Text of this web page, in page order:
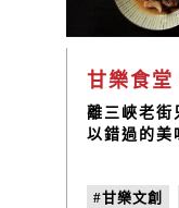
甘樂食
離三峽老街
以錯過的美
#甘樂文創